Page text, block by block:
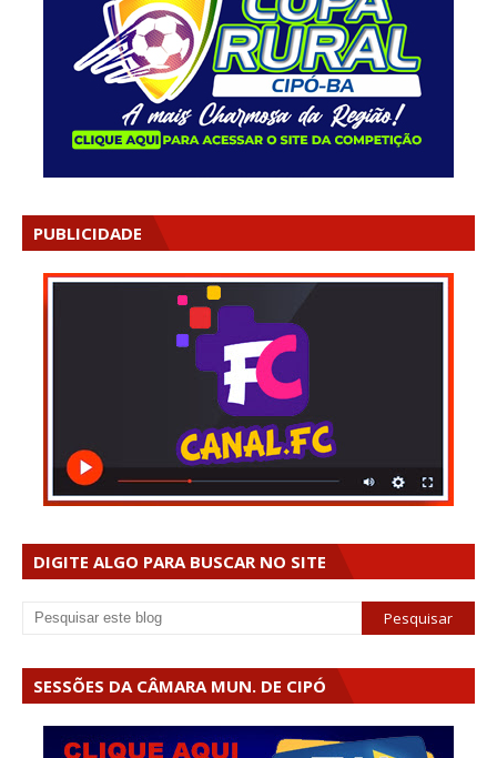
PUBLICIDADE
DIGITE ALGO PARA BUSCAR NO SITE
SESSÕES DA CÂMARA MUN. DE CIPÓ